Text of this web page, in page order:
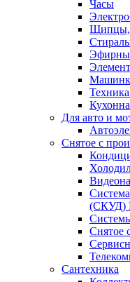
Часы
Щипцы,
Для авто и
Снятое с
(СКУД)
Снятое
Сантехника